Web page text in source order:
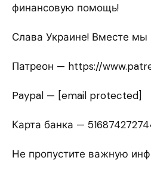
финансовую помощь!
Слава Украине! Вместе
Патреон — https://
Paypal — [email protected]
Карта банка —
Не пропустите важную